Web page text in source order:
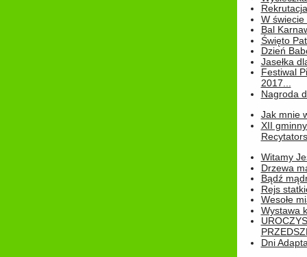
W świecie
Bal
Święto
Dzień
Jasełka
Festiwal
2017...
Nagroda
Jak mnie
XII
Witamy
Drzewa
Bądź
Rejs
Wesołe
Wystawa
Dni